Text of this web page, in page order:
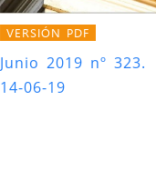
VERSIÓN PDF
Junio 2019 nº 323.
14-06-19